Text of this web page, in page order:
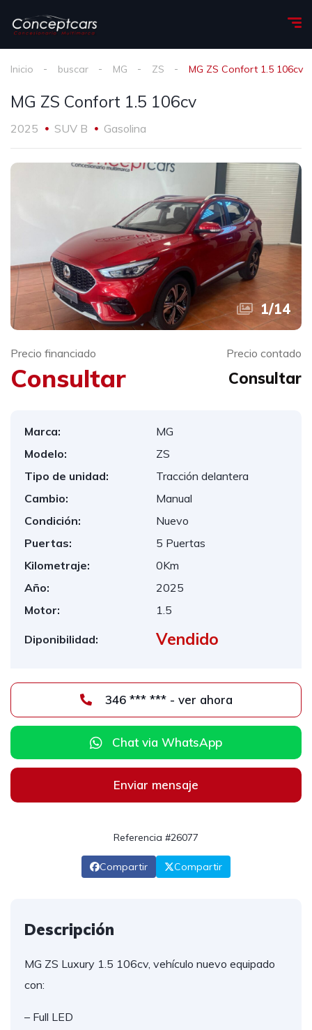
Inicio buscar MG ZS MG ZS Confort 1.5 106cv
MG ZS Confort 1.5 106cv
2025 SUV B Gasolina
1/14
Precio financiado
Consultar
Precio contado
Consultar
Marca:
MG
Modelo:
ZS
Tipo de unidad:
Tracción delantera
Cambio:
Manual
Condición:
Nuevo
Puertas:
5 Puertas
Kilometraje:
0Km
Año:
2025
Motor:
1.5
Diponibilidad: Vendido
346 *** *** - ver ahora
Chat via WhatsApp
Enviar mensaje
Referencia #26077
Compartir Compartir
Descripción
MG ZS Luxury 1.5 106cv, vehículo nuevo equipado
con:
– Full LED